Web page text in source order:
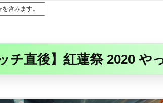
含みます。
チ直後】紅蓮祭 2020 や